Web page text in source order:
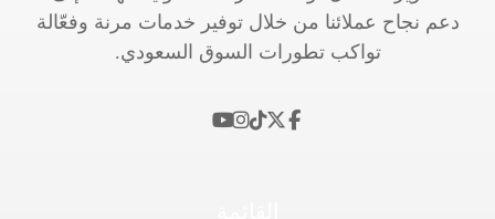
دعم نجاح عملائنا من خلال توفير خدمات مرنة وفعّالة
تواكب تطورات السوق السعودي.